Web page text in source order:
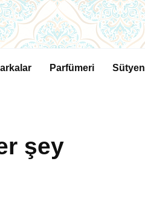
Parfümeri Sütyen
şey